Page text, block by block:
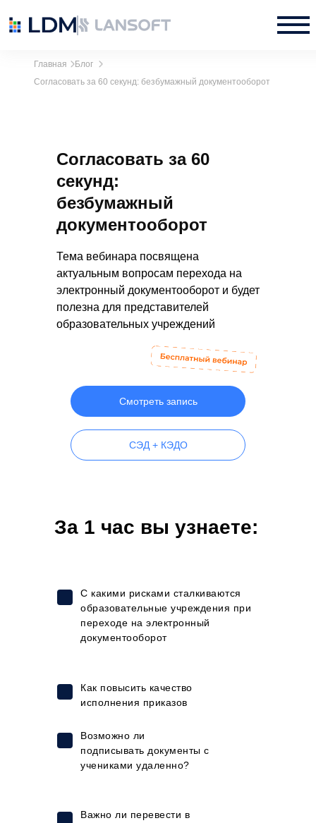
Главная
Блог
Согласовать за 60 секунд: безбумажный документооборот
Согласовать за 60
секунд:
безбумажный
документооборот
Тема вебинара посвящена
актуальным вопросам перехода на
электронный документооборот и будет
полезна для представителей
образовательных учреждений
СЭД + КЭДО
Смотреть запись
За 1 час вы узнаете:
С какими рисками сталкиваются
образовательные учреждения при
переходе на электронный
документооборот
Как повысить качество
исполнения приказов
Возможно ли
подписывать документы с
учениками удаленно?
Важно ли перевести в